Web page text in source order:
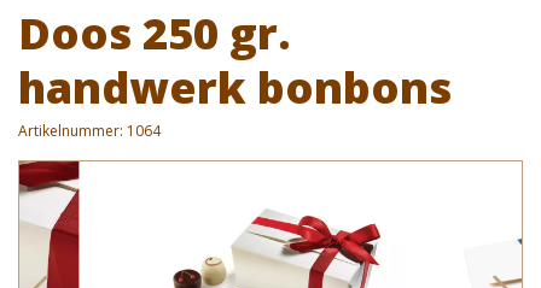
Doos 250 gr.
handwerk bonbons
Artikelnummer: 1064